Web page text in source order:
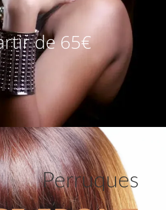
de 65€
Perruques